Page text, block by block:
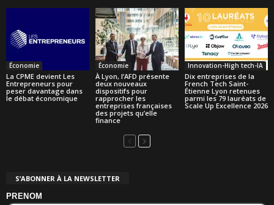
Économie
La CPME devient Les
Entrepreneurs pour
peser davantage dans
le débat économique
Économie
À Lyon, l’AFD présente
deux nouveaux
dispositifs pour
rapprocher les
entreprises françaises
des projets qu’elle
finance
Innovation-High tech-IA
Dix entreprises de la
French Tech Saint-
Étienne Lyon retenues
parmi les 79 lauréats de
Scale Up Excellence 2026
S’ABONNER À LA NEWSLETTER
PRENOM